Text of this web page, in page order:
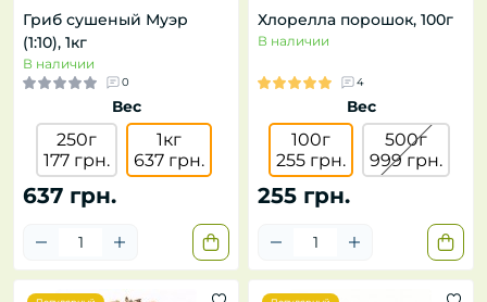
Гриб сушеный Муэр
(1:10), 1кг
В наличии
0
Вес
250г
177 грн.
1кг
637 грн.
637 грн.
Хлорелла порошок, 100г
В наличии
4
Вес
100г
255 грн.
500г
999 грн.
255 грн.